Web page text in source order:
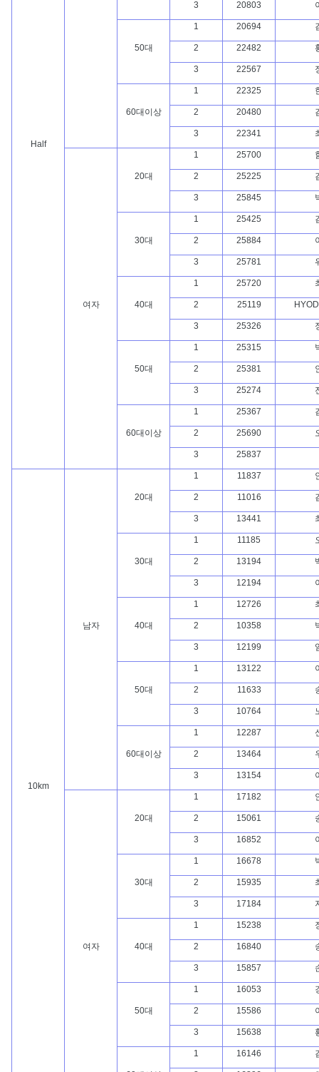
Half
3 20803
50대
1 20694
2 22482
3 22567
60대이상
1 22325
2 20480
3 22341
여자
20대
1 25700
2 25225
3 25845
30대
1 25425
2 25884
3 25781
40대
1 25720
2 25119
3 25326
50대
1 25315
2 25381
3 25274
60대이상
1 25367
2 25690
3 25837
10km
남자
20대
1 11837
2 11016
3 13441
30대
1 11185
2 13194
3 12194
40대
1 12726
2 10358
3 12199
50대
1 13122
2 11633
3 10764
60대이상
1 12287
2 13464
3 13154
여자
20대
1 17182
2 15061
3 16852
30대
1 16678
2 15935
3 17184
40대
1 15238
2 16840
3 15857
50대
1 16053
2 15586
3 15638
1 16146